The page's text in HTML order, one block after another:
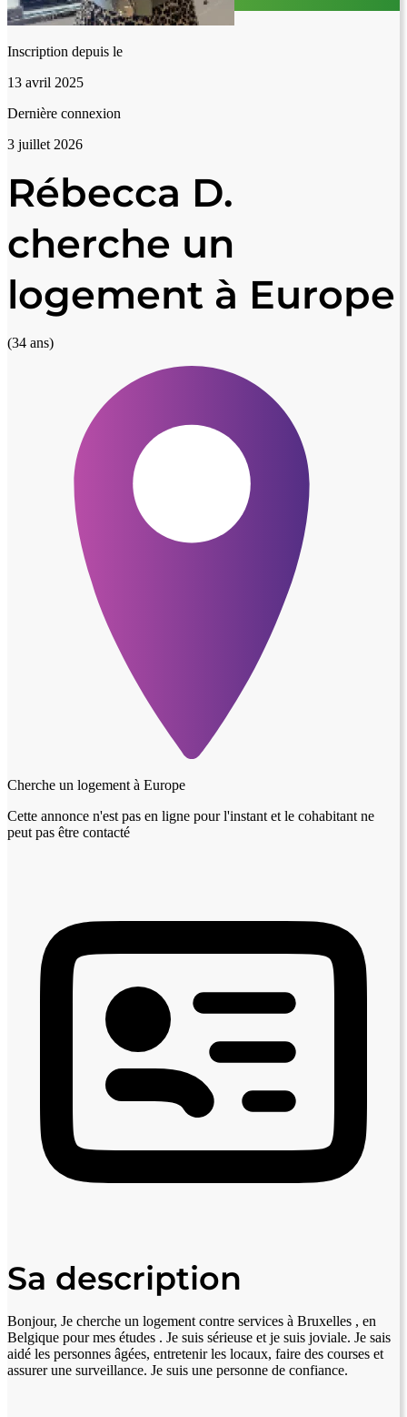
Inscription depuis le
13 avril 2025
Dernière connexion
3 juillet 2026
Rébecca D.
cherche un
logement à Europe
(34 ans)
Cherche un logement à Europe
Cette annonce n'est pas en ligne pour l'instant et le cohabitant ne
peut pas être contacté
Sa description
Bonjour, Je cherche un logement contre services à Bruxelles , en
Belgique pour mes études . Je suis sérieuse et je suis joviale. Je sais
aidé les personnes âgées, entretenir les locaux, faire des courses et
assurer une surveillance. Je suis une personne de confiance.